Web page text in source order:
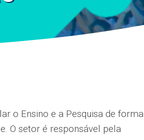
o Ensino e a Pesquisa de forma
O setor é responsável pela